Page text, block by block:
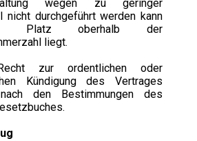
wegen zu geringer
nicht durchgeführt werden kann
Platz oberhalb der
liegt.
zur ordentlichen oder
Kündigung des Vertrages
den Bestimmungen des